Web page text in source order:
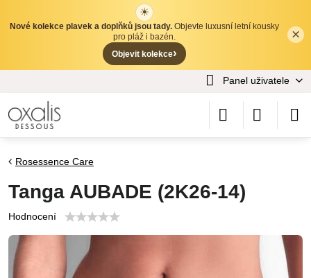
✕
×
☀
Nové kolekce plavek a doplňků jsou tady. Objevte luxusní letní kousky
pro pláž i bazén.
Objevit kolekce›
Panel uživatele
Rosessence Care
Tanga AUBADE (2K26-14)
Hodnocení